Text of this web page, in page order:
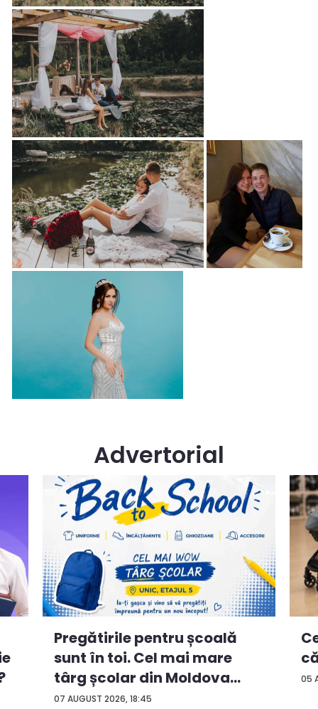
Advertorial
07 AUGUST 2026, 18:45
Pregătirile pentru școală
sunt în toi. Cel mai mare
târg școlar din Moldova
con...
05